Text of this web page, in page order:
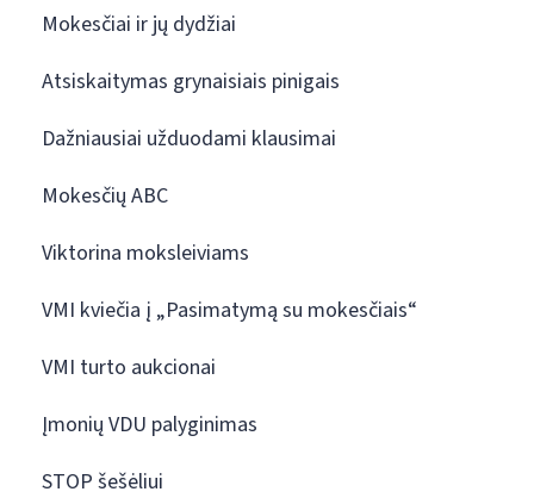
Mokesčiai ir jų dydžiai
Atsiskaitymas grynaisiais pinigais
Dažniausiai užduodami klausimai
Mokesčių ABC
Viktorina moksleiviams
VMI kviečia į „Pasimatymą su mokesčiais“
VMI turto aukcionai
Įmonių VDU palyginimas
STOP šešėliui